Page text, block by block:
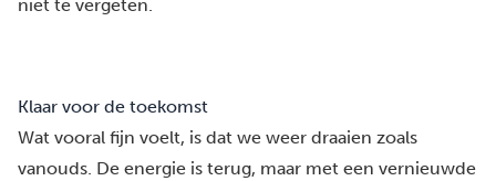
niet te vergeten.
Klaar voor de toekomst
Wat vooral fijn voelt, is dat we weer draaien zoals
vanouds. De energie is terug, maar met een vernieuwde